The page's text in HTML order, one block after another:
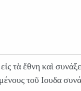
τὰ ἔθνη καὶ
τοῦ Ιουδα